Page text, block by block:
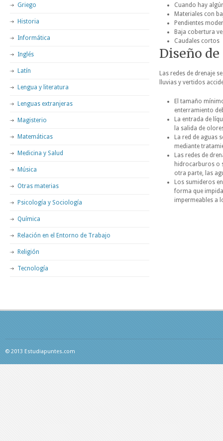
Cuando hay
Materiales con
Pendientes
Baja cobertura
Caudales cortos
Diseño de
Las redes de drenaje
lluvias y vertidos
El tamaño
enterramiento
La entrada de
la salida de
La red de aguas
mediante
Las redes de
hidrocarburos o
otra parte, las
Los sumideros
forma que
impermeables a
Griego
Historia
Informática
Inglés
Latín
Lengua y literatura
Lenguas extranjeras
Magisterio
Matemáticas
Medicina y Salud
Música
Otras materias
Psicología y Sociología
Química
Relación en el Entorno de Trabajo
Religión
Tecnología
© 2013 Estudiapuntes.com